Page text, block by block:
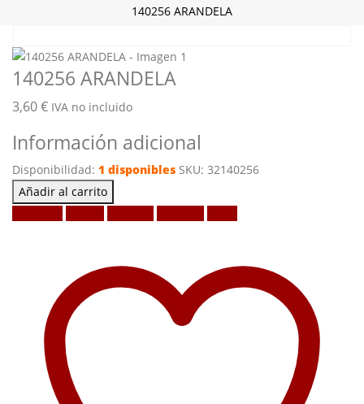
140256 ARANDELA
140256 ARANDELA
3,60€ IVA no incluido
Información adicional
Disponibilidad: 1 disponibles SKU: 32140256
Añadir al carrito